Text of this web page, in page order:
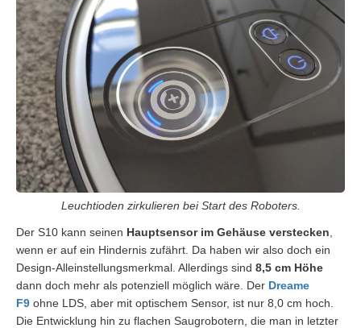
Leuchtioden zirkulieren bei Start des Roboters.
Der S10 kann seinen Hauptsensor im Gehäuse verstecken
wenn er auf ein Hindernis zufährt. Da haben wir also doch ein
Design-Alleinstellungsmerkmal. Allerdings sind 8,5 cm Höhe
dann doch mehr als potenziell möglich wäre. Der Dreame
F9 ohne LDS, aber mit optischem Sensor, ist nur 8,0 cm hoch.
Die Entwicklung hin zu flachen Saugrobotern, die man in letzter